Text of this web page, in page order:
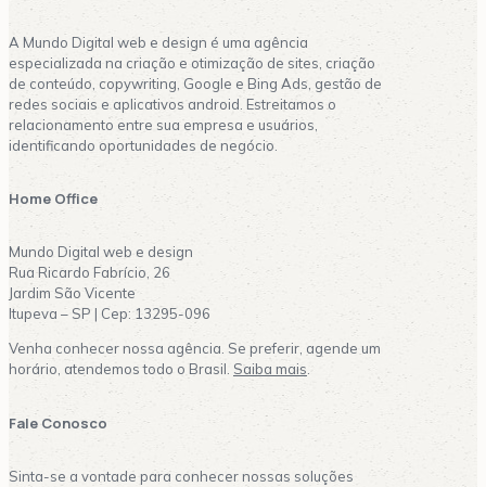
A Mundo Digital web e design é uma agência
especializada na criação e otimização de sites, criação
de conteúdo, copywriting, Google e Bing Ads, gestão de
redes sociais e aplicativos android. Estreitamos o
relacionamento entre sua empresa e usuários,
identificando oportunidades de negócio.
Home Office
Mundo Digital web e design
Rua Ricardo Fabrício, 26
Jardim São Vicente
Itupeva – SP | Cep: 13295-096
Venha conhecer nossa agência. Se preferir, agende um
horário, atendemos todo o Brasil. Saiba mais.
Fale Conosco
Sinta-se a vontade para conhecer nossas soluções